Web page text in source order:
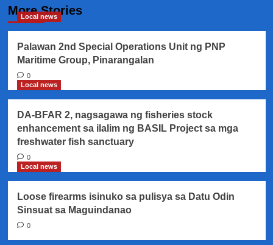
More Stories
Local news
Palawan 2nd Special Operations Unit ng PNP
Maritime Group, Pinarangalan
0
Local news
DA-BFAR 2, nagsagawa ng fisheries stock
enhancement sa ilalim ng BASIL Project sa mga
freshwater fish sanctuary
0
Local news
Loose firearms isinuko sa pulisya sa Datu Odin
Sinsuat sa Maguindanao
0